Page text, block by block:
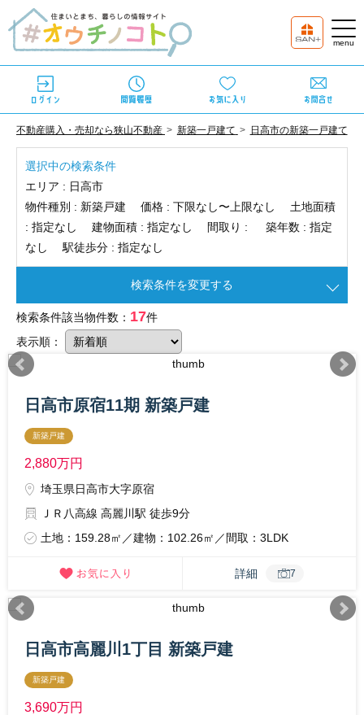
不動産購入・売却なら狭山不動産 新築一戸建て 日高市の新築一戸建て
選択中の検索条件
エリア : 日高市
物件種別 : 新築戸建 価格 : 下限なし〜上限なし 土地面積
: 指定なし 建物面積 : 指定なし 間取り : 築年数 : 指定
なし 駅徒歩分 : 指定なし
検索条件を変更する
検索条件該当物件数： 17件
表示順：
日高市原宿11期 新築戸建
新築戸建
2,880万円
埼玉県日高市大字原宿
ＪＲ八高線 高麗川駅 徒歩9分
土地：159.28㎡／建物：102.26㎡／間取：3LDK
詳細 7
日高市高麗川1丁目 新築戸建
新築戸建
3,690万円